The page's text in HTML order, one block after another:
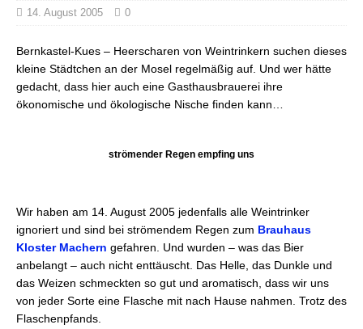
14. August 2005 0
Bernkastel-Kues – Heerscharen von Weintrinkern suchen dieses
kleine Städtchen an der Mosel regelmäßig auf. Und wer hätte
gedacht, dass hier auch eine Gasthausbrauerei ihre
ökonomische und ökologische Nische finden kann…
strömender Regen empfing uns
Wir haben am 14. August 2005 jedenfalls alle Weintrinker
ignoriert und sind bei strömendem Regen zum Brauhaus
Kloster Machern gefahren. Und wurden – was das Bier
anbelangt – auch nicht enttäuscht. Das Helle, das Dunkle und
das Weizen schmeckten so gut und aromatisch, dass wir uns
von jeder Sorte eine Flasche mit nach Hause nahmen. Trotz des
Flaschenpfands.